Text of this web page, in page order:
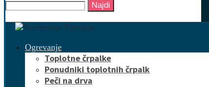
Najdi
Ogrevanje
Toplotne črpalke
Ponudniki toplotnih črpalk
Peči na drva